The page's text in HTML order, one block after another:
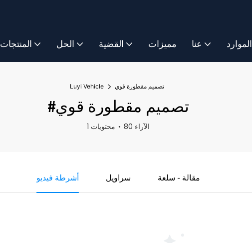
المنتجات الحل القضية مميزات عنا الموارد
Luyi Vehicle تصميم مقطورة قوي
#تصميم مقطورة قوي
1 محتويات 80 الآراء
أشرطة فيديو سراويل مقالة - سلعة